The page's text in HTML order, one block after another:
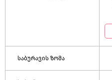
საბურავის ზომა